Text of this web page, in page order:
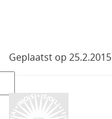
Geplaatst op 25.2.2015